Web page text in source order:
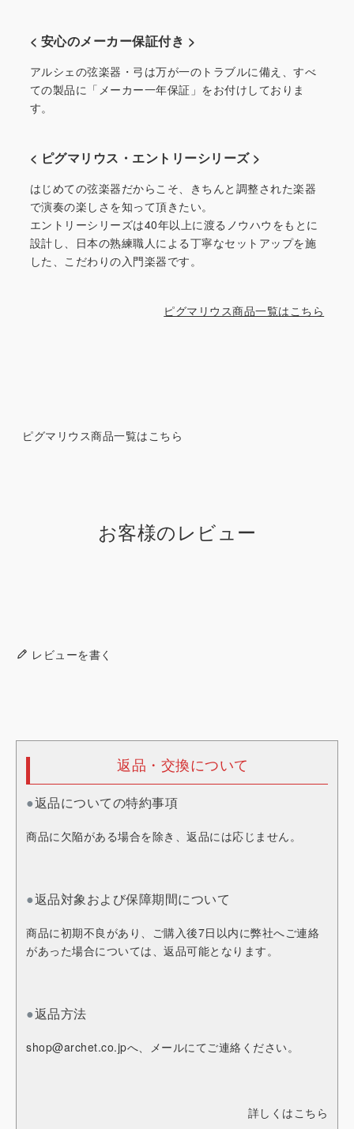
< 安心のメーカー保証付き >
アルシェの弦楽器・弓は万が一のトラブルに備え、すべ
ての製品に「メーカー一年保証」をお付けしておりま
す。
< ピグマリウス・エントリーシリーズ >
はじめての弦楽器だからこそ、きちんと調整された楽器
で演奏の楽しさを知って頂きたい。
エントリーシリーズは40年以上に渡るノウハウをもとに
設計し、日本の熟練職人による丁寧なセットアップを施
した、こだわりの入門楽器です。
ピグマリウス商品一覧はこちら
ピグマリウス商品一覧はこちら
お客様のレビュー
レビューを書く
返品・交換について
●返品についての特約事項
商品に欠陥がある場合を除き、返品には応じません。
●返品対象および保障期間について
商品に初期不良があり、ご購入後7日以内に弊社へご連絡
があった場合については、返品可能となります。
●返品方法
shop@archet.co.jpへ、メールにてご連絡ください。
詳しくはこちら